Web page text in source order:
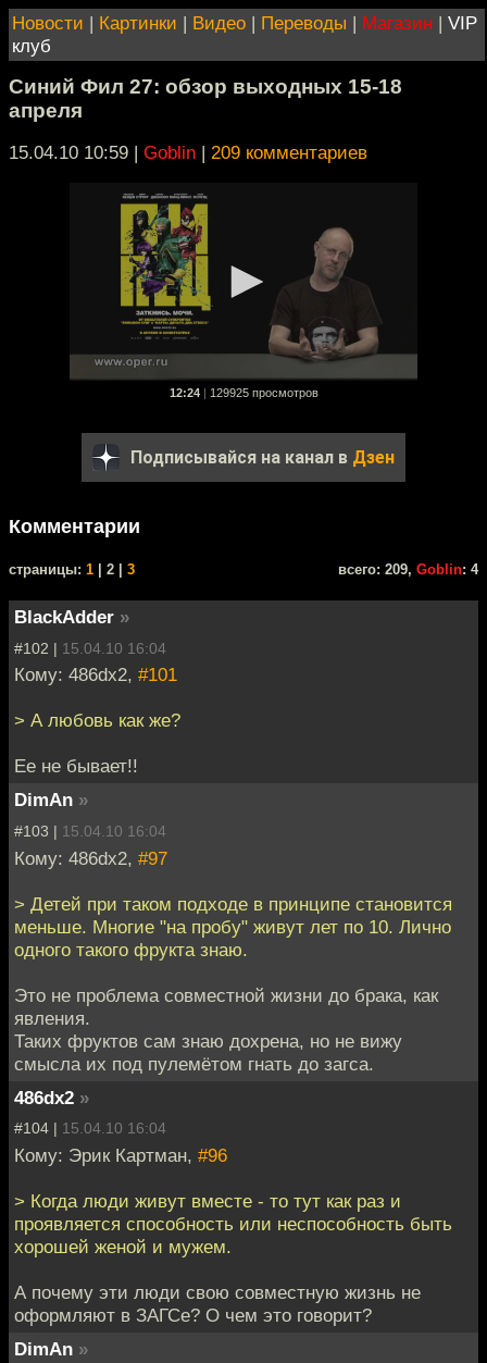
Новости | Картинки | Видео | Переводы | Магазин | VIP
клуб
Синий Фил 27: обзор выходных 15-18
апреля
15.04.10 10:59 | Goblin | 209 комментариев
12:24 129925 просмотров
Подписывайся на канал в Дзен
Комментарии
cтраницы: 1 | 2 | 3 всего: 209, Goblin: 4
BlackAdder »
#102 | 15.04.10 16:04
Кому: 486dx2, #101
> А любовь как же?
Ее не бывает!!
DimAn »
#103 | 15.04.10 16:04
Кому: 486dx2, #97
> Детей при таком подходе в принципе становится
меньше. Многие "на пробу" живут лет по 10. Лично
одного такого фрукта знаю.
Это не проблема совместной жизни до брака, как
явления.
Таких фруктов сам знаю дохрена, но не вижу
смысла их под пулемётом гнать до загса.
486dx2 »
#104 | 15.04.10 16:04
Кому: Эрик Картман, #96
> Когда люди живут вместе - то тут как раз и
проявляется способность или неспособность быть
хорошей женой и мужем.
А почему эти люди свою совместную жизнь не
оформляют в ЗАГСе? О чем это говорит?
DimAn »